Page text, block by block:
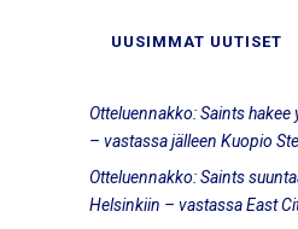
UUSIMMAT UUTISET
Otteluennakko: Saints hakee
– vastassa jälleen Kuopio
Otteluennakko: Saints
Helsinkiin – vastassa East